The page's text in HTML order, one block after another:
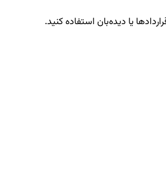
یا دیده‌بان استفاده کنید.